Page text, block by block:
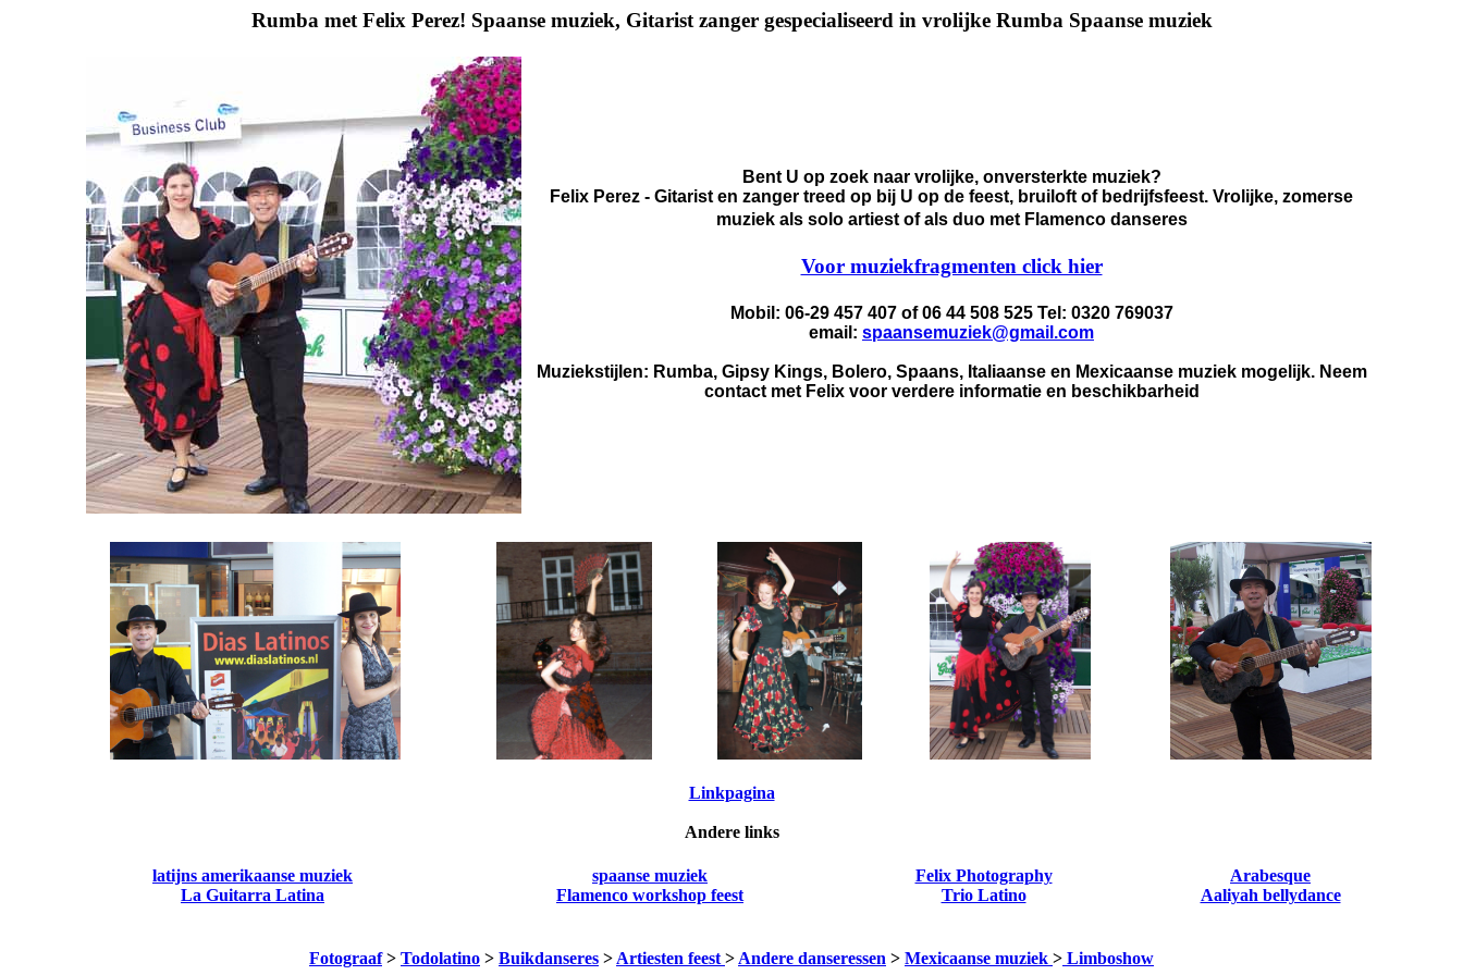
Rumba met Felix Perez! Spaanse muziek, Gitarist zanger gespecialiseerd in vrolijke Rumba Spaanse muziek
Bent U op zoek naar vrolijke, onversterkte muziek?
Felix Perez - Gitarist en zanger treed op bij U op de feest, bruiloft of bedrijfsfeest. Vrolijke, zomerse
muziek als solo artiest of als duo met Flamenco danseres
Voor muziekfragmenten click hier
Mobil: 06-29 457 407 of 06 44 508 525 Tel: 0320 769037
email: spaansemuziek@gmail.com
Muziekstijlen: Rumba, Gipsy Kings, Bolero, Spaans, Italiaanse en Mexicaanse muziek mogelijk. Neem
contact met Felix voor verdere informatie en beschikbarheid
Linkpagina
Andere links
latijns amerikaanse muziek
La Guitarra Latina
spaanse muziek
Flamenco workshop feest
Felix Photography
Trio Latino
Arabesque
Aaliyah bellydance
Fotograaf> Todolatino > Buikdanseres > Artiesten feest > Andere danseressen > Mexicaanse muziek > Limboshow